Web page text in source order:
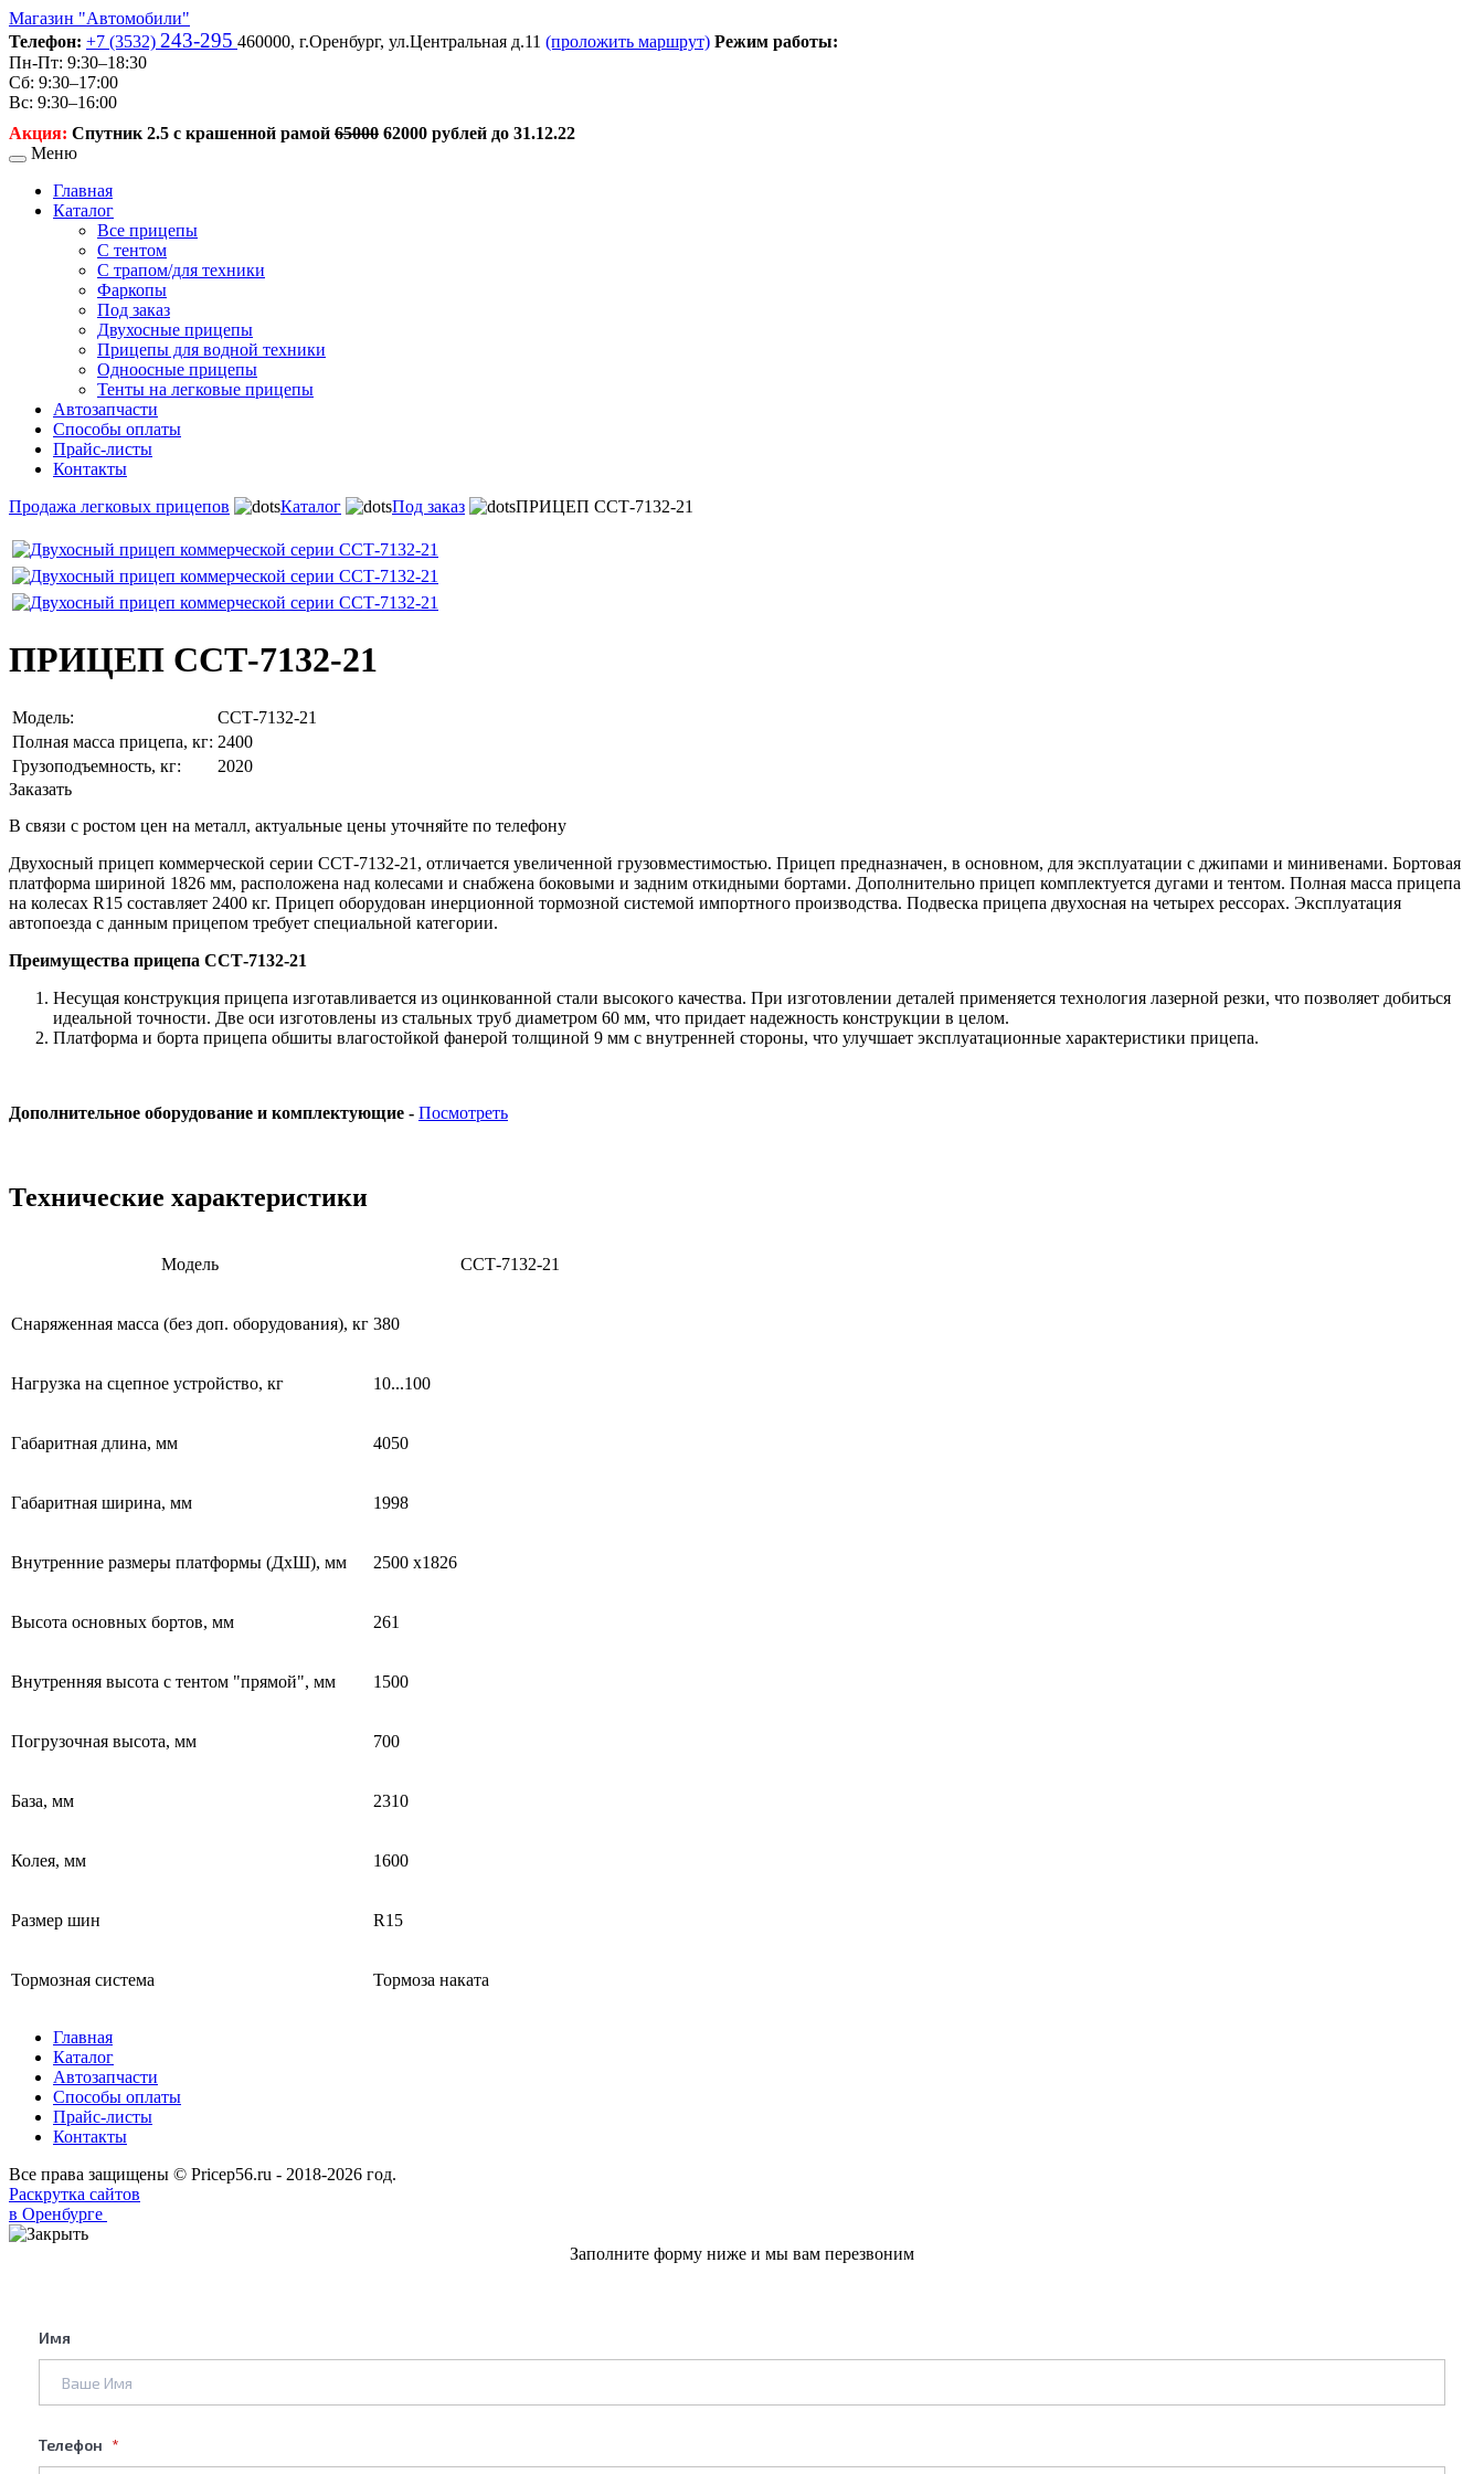
Магазин "Автомобили"
Телефон: +7 (3532) 243-295 460000, г.Оренбург, ул.Центральная д.11 (проложить маршрут) Режим работы:
Пн-Пт: 9:30–18:30
Сб: 9:30–17:00
Вс: 9:30–16:00
Акция: Спутник 2.5 с крашенной рамой 65000 62000 рублей до 31.12.22
Меню
Главная
Каталог
Все прицепы
С тентом
С трапом/для техники
Фаркопы
Под заказ
Двухосные прицепы
Прицепы для водной техники
Одноосные прицепы
Тенты на легковые прицепы
Автозапчасти
Способы оплаты
Прайс-листы
Контакты
Продажа легковых прицепов
Каталог Под заказ ПРИЦЕП ССТ-7132-21
ПРИЦЕП ССТ-7132-21
Модель:
ССТ-7132-21
Полная масса прицепа, кг: 2400
Грузоподъемность, кг:
2020
Заказать
В связи с ростом цен на металл, актуальные цены уточняйте по телефону
Двухосный прицеп коммерческой серии ССТ-7132-21, отличается увеличенной грузовместимостью. Прицеп предназначен, в основном, для эксплуатации с джипами и минивенами. Бортовая
платформа шириной 1826 мм, расположена над колесами и снабжена боковыми и задним откидными бортами. Дополнительно прицеп комплектуется дугами и тентом. Полная масса прицепа
на колесах R15 составляет 2400 кг. Прицеп оборудован инерционной тормозной системой импортного производства. Подвеска прицепа двухосная на четырех рессорах. Эксплуатация
автопоезда с данным прицепом требует специальной категории.
Преимущества прицепа ССТ-7132-21
Несущая конструкция прицепа изготавливается из оцинкованной стали высокого качества. При изготовлении деталей применяется технология лазерной резки, что позволяет добиться
идеальной точности. Две оси изготовлены из стальных труб диаметром 60 мм, что придает надежность конструкции в целом.
Платформа и борта прицепа обшиты влагостойкой фанерой толщиной 9 мм с внутренней стороны, что улучшает эксплуатационные характеристики прицепа.
Дополнительное оборудование и комплектующие - Посмотреть
Технические характеристики
Модель ССТ-7132-21
Снаряженная масса (без доп. оборудования), кг 380
Нагрузка на сцепное устройство, кг 10...100
Габаритная длина, мм 4050
Габаритная ширина, мм 1998
Внутренние размеры платформы (ДхШ), мм 2500 х1826
Высота основных бортов, мм 261
Внутренняя высота с тентом "прямой", мм 1500
Погрузочная высота, мм 700
База, мм 2310
Колея, мм 1600
Размер шин R15
Тормозная система Тормоза наката
Главная
Каталог
Автозапчасти
Способы оплаты
Прайс-листы
Контакты
Все права защищены © Pricep56.ru - 2018-2026 год.
Раскрутка сайтов
в Оренбурге
Заполните форму ниже и мы вам перезвоним
Имя
Телефон